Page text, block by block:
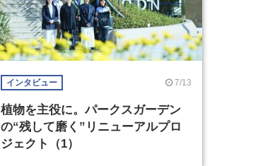
インタビュー 7/13
植物を主役に。パークスガーデン
の“残して磨く”リニューアルプロ
ジェクト（1）